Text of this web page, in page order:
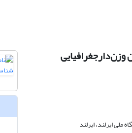
ایرلند، ایرلند